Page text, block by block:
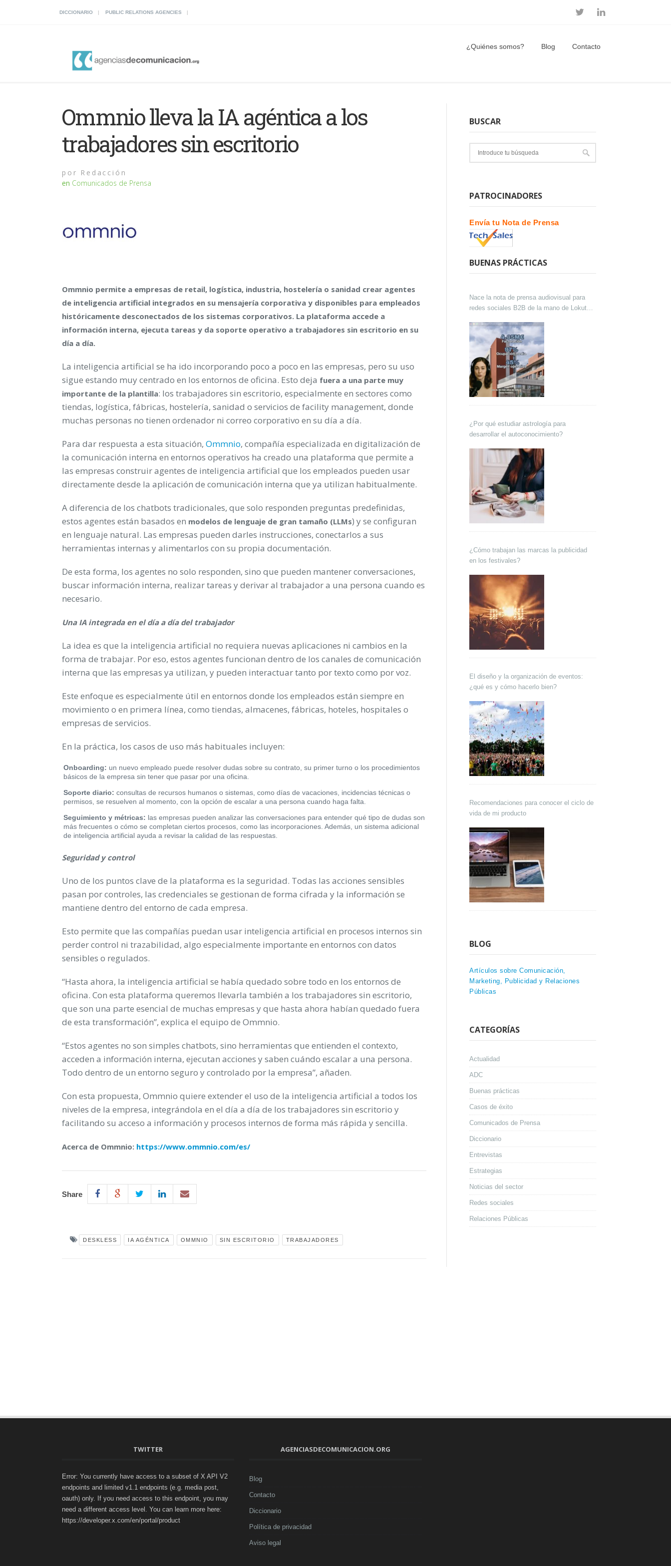
DICCIONARIO PUBLIC RELATIONS AGENCIES
¿Quiénes somos? Blog Contacto
Ommnio lleva la IA agéntica a los
trabajadores sin escritorio
por Redacción
en Comunicados de Prensa
Ommnio permite a empresas de retail, logística, industria, hostelería o sanidad crear agentes
de inteligencia artificial integrados en su mensajería corporativa y disponibles para empleados
históricamente desconectados de los sistemas corporativos. La plataforma accede a
información interna, ejecuta tareas y da soporte operativo a trabajadores sin escritorio en su
día a día.
La inteligencia artificial se ha ido incorporando poco a poco en las empresas, pero su uso
sigue estando muy centrado en los entornos de oficina. Esto deja fuera a una parte muy
importante de la plantilla: los trabajadores sin escritorio, especialmente en sectores como
tiendas, logística, fábricas, hostelería, sanidad o servicios de facility management, donde
muchas personas no tienen ordenador ni correo corporativo en su día a día.
Para dar respuesta a esta situación, Ommnio, compañía especializada en digitalización de
la comunicación interna en entornos operativos ha creado una plataforma que permite a
las empresas construir agentes de inteligencia artificial que los empleados pueden usar
directamente desde la aplicación de comunicación interna que ya utilizan habitualmente.
A diferencia de los chatbots tradicionales, que solo responden preguntas predefinidas,
estos agentes están basados en modelos de lenguaje de gran tamaño (LLMs) y se configuran
en lenguaje natural. Las empresas pueden darles instrucciones, conectarlos a sus
herramientas internas y alimentarlos con su propia documentación.
De esta forma, los agentes no solo responden, sino que pueden mantener conversaciones,
buscar información interna, realizar tareas y derivar al trabajador a una persona cuando es
necesario.
Una IA integrada en el día a día del trabajador
La idea es que la inteligencia artificial no requiera nuevas aplicaciones ni cambios en la
forma de trabajar. Por eso, estos agentes funcionan dentro de los canales de comunicación
interna que las empresas ya utilizan, y pueden interactuar tanto por texto como por voz.
Este enfoque es especialmente útil en entornos donde los empleados están siempre en
movimiento o en primera línea, como tiendas, almacenes, fábricas, hoteles, hospitales o
empresas de servicios.
En la práctica, los casos de uso más habituales incluyen:
Onboarding: un nuevo empleado puede resolver dudas sobre su contrato, su primer turno o los procedimientos
básicos de la empresa sin tener que pasar por una oficina.
Soporte diario: consultas de recursos humanos o sistemas, como días de vacaciones, incidencias técnicas o
permisos, se resuelven al momento, con la opción de escalar a una persona cuando haga falta.
Seguimiento y métricas: las empresas pueden analizar las conversaciones para entender qué tipo de dudas son
más frecuentes o cómo se completan ciertos procesos, como las incorporaciones. Además, un sistema adicional
de inteligencia artificial ayuda a revisar la calidad de las respuestas.
Seguridad y control
Uno de los puntos clave de la plataforma es la seguridad. Todas las acciones sensibles
pasan por controles, las credenciales se gestionan de forma cifrada y la información se
mantiene dentro del entorno de cada empresa.
Esto permite que las compañías puedan usar inteligencia artificial en procesos internos sin
perder control ni trazabilidad, algo especialmente importante en entornos con datos
sensibles o regulados.
“Hasta ahora, la inteligencia artificial se había quedado sobre todo en los entornos de
oficina. Con esta plataforma queremos llevarla también a los trabajadores sin escritorio,
que son una parte esencial de muchas empresas y que hasta ahora habían quedado fuera
de esta transformación”, explica el equipo de Ommnio.
“Estos agentes no son simples chatbots, sino herramientas que entienden el contexto,
acceden a información interna, ejecutan acciones y saben cuándo escalar a una persona.
Todo dentro de un entorno seguro y controlado por la empresa”, añaden.
Con esta propuesta, Ommnio quiere extender el uso de la inteligencia artificial a todos los
niveles de la empresa, integrándola en el día a día de los trabajadores sin escritorio y
facilitando su acceso a información y procesos internos de forma más rápida y sencilla.
Acerca de Ommnio: https://www.ommnio.com/es/
Share
DESKLESS IA AGÉNTICA OMMNIO SIN ESCRITORIO TRABAJADORES
BUSCAR
PATROCINADORES
Envía tu Nota de Prensa
BUENAS PRÁCTICAS
Nace la nota de prensa audiovisual para
redes sociales B2B de la mano de Lokutor
¿Por qué estudiar astrología para
desarrollar el autoconocimiento?
¿Cómo trabajan las marcas la publicidad
en los festivales?
El diseño y la organización de eventos:
¿qué es y cómo hacerlo bien?
Recomendaciones para conocer el ciclo de
vida de mi producto
BLOG
Artículos sobre Comunicación,
Marketing, Publicidad y Relaciones
Públicas
CATEGORÍAS
Actualidad
ADC
Buenas prácticas
Casos de éxito
Comunicados de Prensa
Diccionario
Entrevistas
Estrategias
Noticias del sector
Redes sociales
Relaciones Públicas
TWITTER
Error: You currently have access to a subset of X API V2
endpoints and limited v1.1 endpoints (e.g. media post,
oauth) only. If you need access to this endpoint, you may
need a different access level. You can learn more here:
https://developer.x.com/en/portal/product
AGENCIASDECOMUNICACION.ORG
Blog
Contacto
Diccionario
Política de privacidad
Aviso legal